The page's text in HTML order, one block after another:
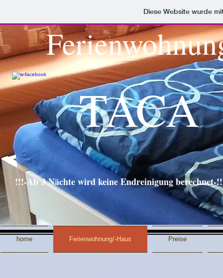
Diese Website wurde
TACA
!!!-Ab 3 Nächte wird keine Endreinigung berechnet-
home Ferienwohnung/-Haus Preise